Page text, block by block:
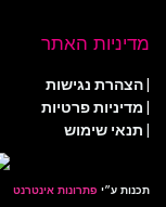
מדיניות האתר
הצהרת נגישות
מדיניות פרטיות
| תנאי שימוש
תכנות ע״י פתרונות אינטרנט